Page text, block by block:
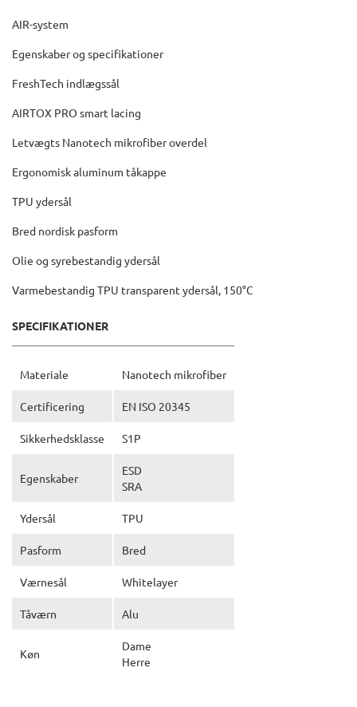
AIR-system
Egenskaber og specifikationer
FreshTech indlægssål
AIRTOX PRO smart lacing
Letvægts Nanotech mikrofiber overdel
Ergonomisk aluminum tåkappe
TPU ydersål
Bred nordisk pasform
Olie og syrebestandig ydersål
Varmebestandig TPU transparent ydersål, 150°C
SPECIFIKATIONER
Materiale Nanotech mikrofiber
Certificering EN ISO 20345
Sikkerhedsklasse S1P
Egenskaber
ESD
SRA
Ydersål TPU
Pasform Bred
Værnesål Whitelayer
Tåværn Alu
Køn
Dame
Herre